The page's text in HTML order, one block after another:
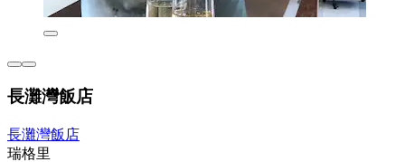
長灘灣飯店
長灘灣飯店
瑞格里